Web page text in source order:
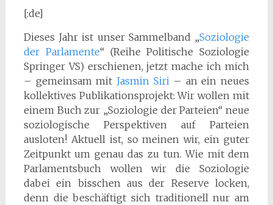
[:de]
Dieses Jahr ist unser Sammelband „Soziologie
der Parlamente“ (Reihe Politische Soziologie
Springer VS) erschienen, jetzt mache ich mich
– gemeinsam mit Jasmin Siri – an ein neues
kollektives Publikationsprojekt: Wir wollen mit
einem Buch zur „Soziologie der Parteien“ neue
soziologische Perspektiven auf Parteien
ausloten! Aktuell ist, so meinen wir, ein guter
Zeitpunkt um genau das zu tun. Wie mit dem
Parlamentsbuch wollen wir die Soziologie
dabei ein bisschen aus der Reserve locken,
denn die beschäftigt sich traditionell nur am